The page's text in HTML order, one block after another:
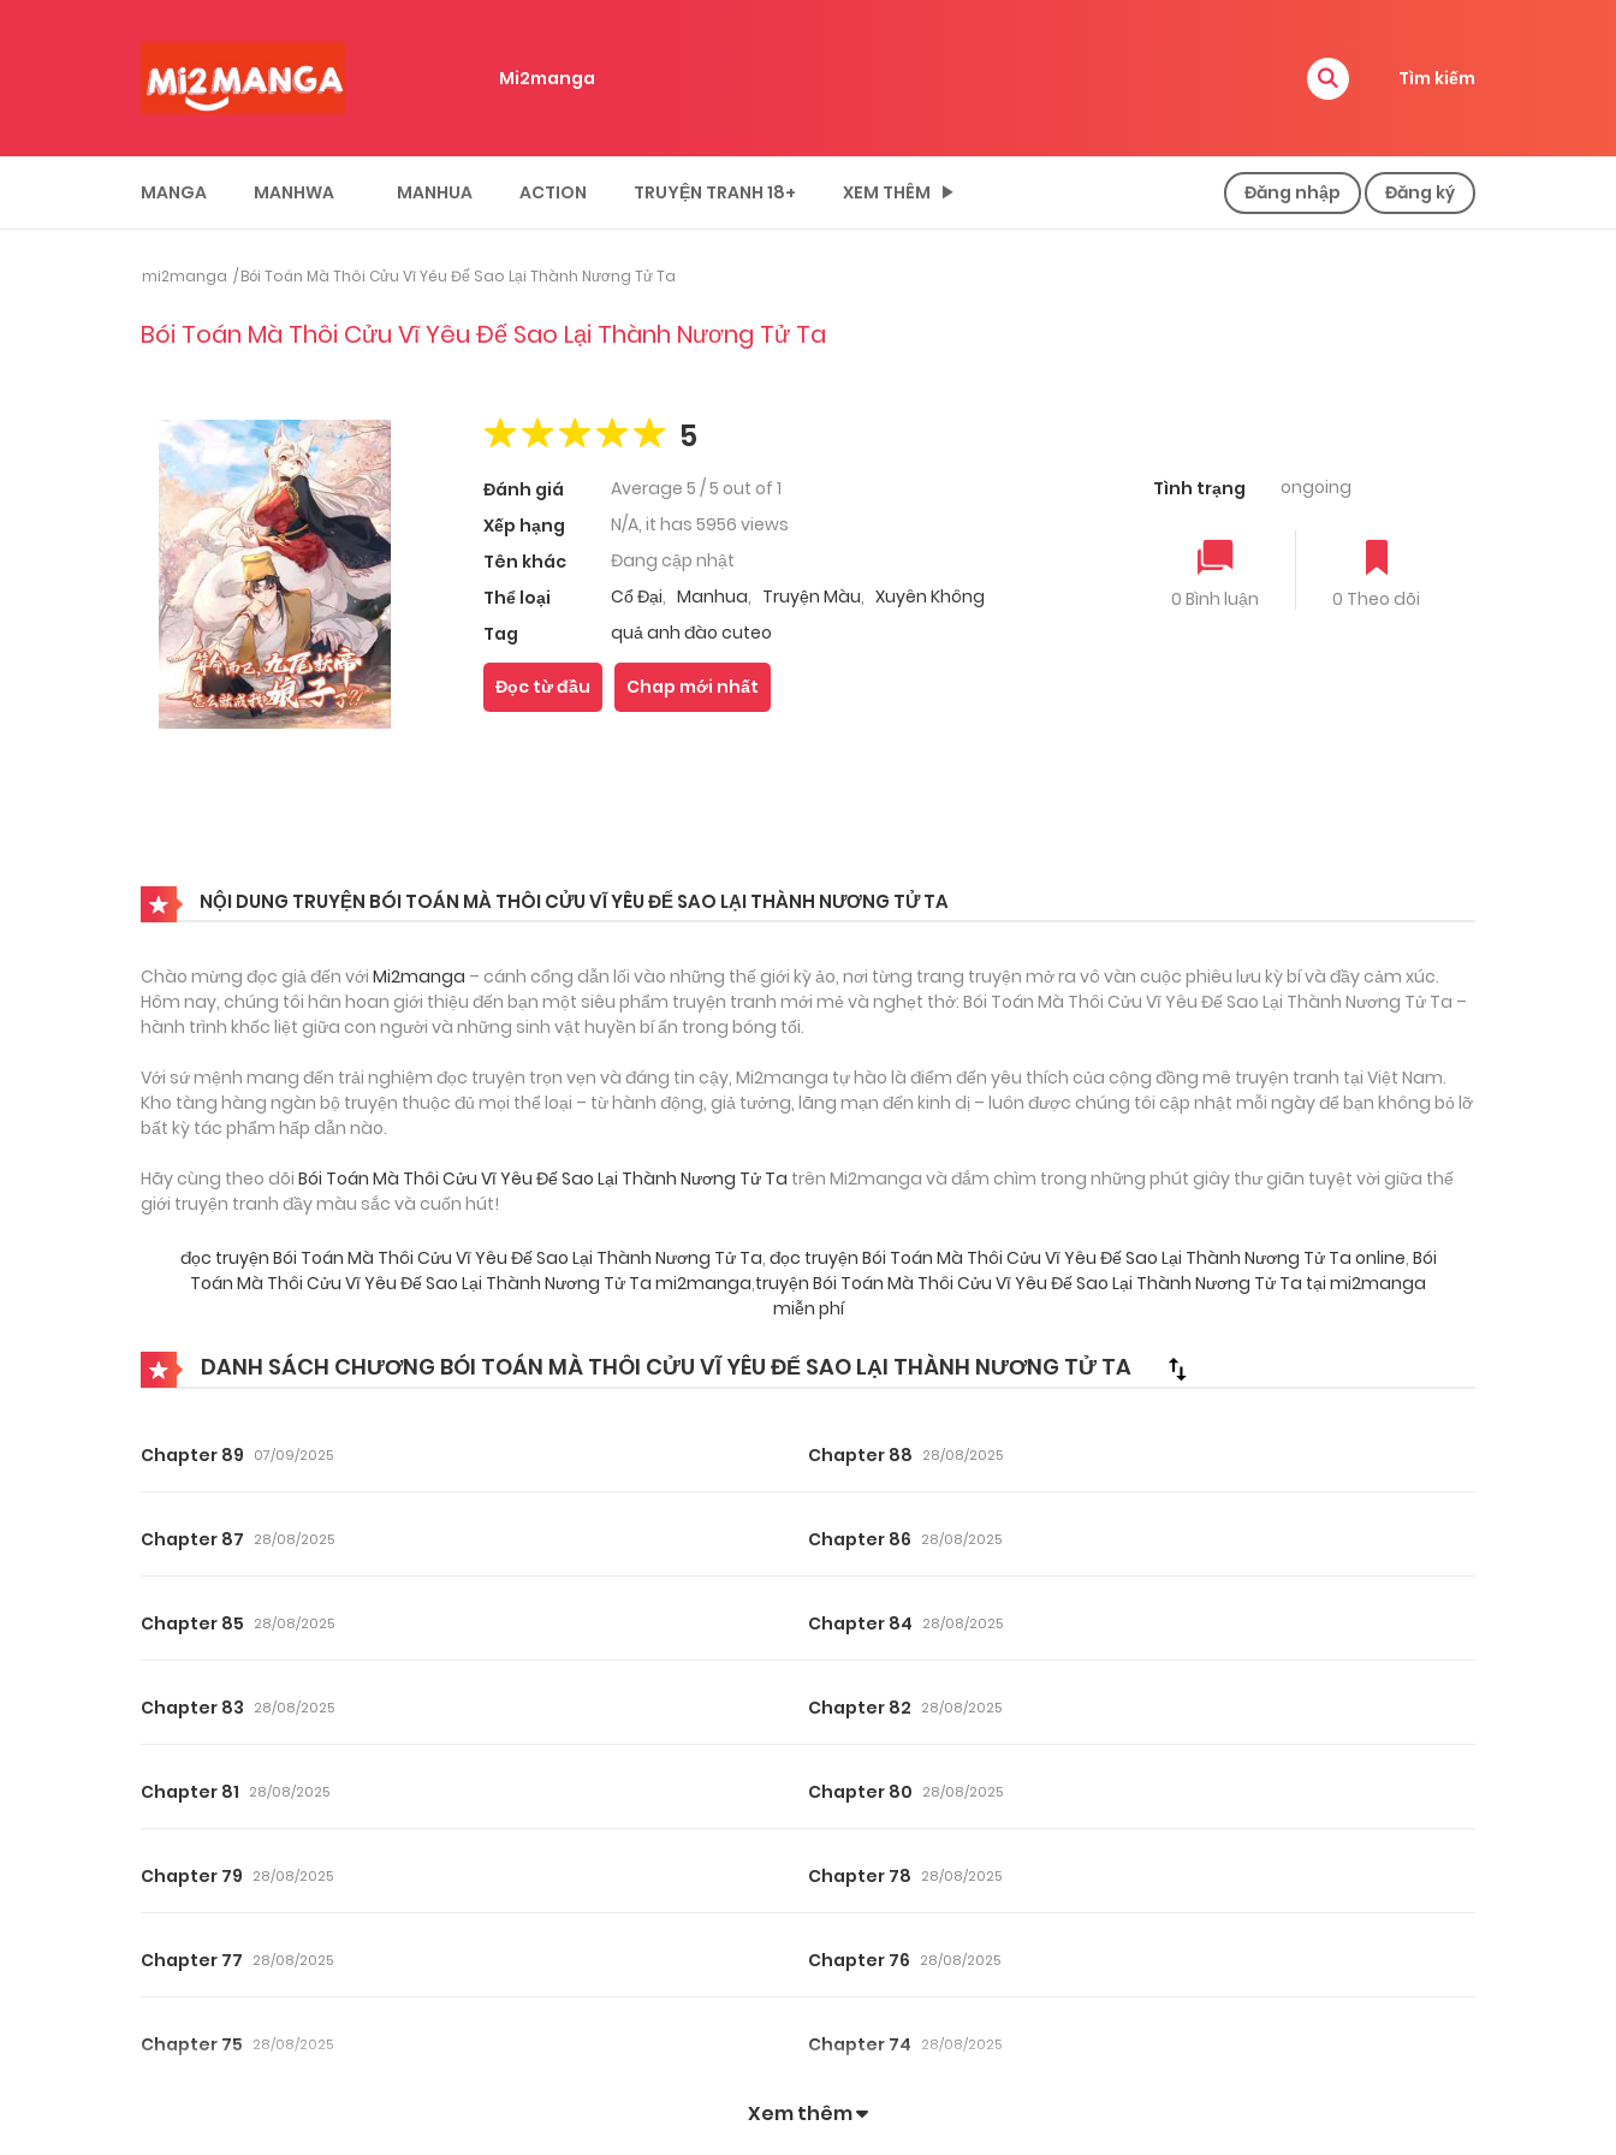
Mi2manga Tìm kiếm
MANGA MANHWA MANHUA ACTION TRUYỆN TRANH 18+ XEM THÊM Đăng nhập Đăng ký
mi2manga Bói Toán Mà Thôi Cửu Vĩ Yêu Đế Sao Lại Thành Nương Tử Ta
Bói Toán Mà Thôi Cửu Vĩ Yêu Đế Sao Lại Thành Nương Tử Ta
5
Đánh giá Average 5 /5 out of 1
Xếp hạng
N/A, it has 5956 views
Tên khác
Đang cập nhật
Thể loại
Cổ Đại, Manhua, Truyện Màu, Xuyên Không
Tag
quả anh đào cuteo
Tình trạng ongoing
0 Bình luận 0 Theo dõi
Đọc từ đầu Chap mới nhất
NỘI DUNG TRUYỆN BÓI TOÁN MÀ THÔI CỬU VĨ YÊU ĐẾ SAO LẠI THÀNH NƯƠNG TỬ TA
Chào mừng đọc giả đến với Mi2manga – cánh cổng dẫn lối vào những thế giới kỳ ảo, nơi từng trang truyện mở ra vô vàn cuộc phiêu lưu kỳ bí và đầy cảm xúc.
Hôm nay, chúng tôi hân hoan giới thiệu đến bạn một siêu phẩm truyện tranh mới mẻ và nghẹt thở: Bói Toán Mà Thôi Cửu Vĩ Yêu Đế Sao Lại Thành Nương Tử Ta –
hành trình khốc liệt giữa con người và những sinh vật huyền bí ẩn trong bóng tối.
Với sứ mệnh mang đến trải nghiệm đọc truyện trọn vẹn và đáng tin cậy, Mi2manga tự hào là điểm đến yêu thích của cộng đồng mê truyện tranh tại Việt Nam.
Kho tàng hàng ngàn bộ truyện thuộc đủ mọi thể loại – từ hành động, giả tưởng, lãng mạn đến kinh dị – luôn được chúng tôi cập nhật mỗi ngày để bạn không bỏ lỡ
bất kỳ tác phẩm hấp dẫn nào.
Hãy cùng theo dõi Bói Toán Mà Thôi Cửu Vĩ Yêu Đế Sao Lại Thành Nương Tử Ta trên Mi2manga và đắm chìm trong những phút giây thư giãn tuyệt vời giữa thế
giới truyện tranh đầy màu sắc và cuốn hút!
đọc truyện Bói Toán Mà Thôi Cửu Vĩ Yêu Đế Sao Lại Thành Nương Tử Ta, đọc truyện Bói Toán Mà Thôi Cửu Vĩ Yêu Đế Sao Lại Thành Nương Tử Ta online, Bói
Toán Mà Thôi Cửu Vĩ Yêu Đế Sao Lại Thành Nương Tử Ta mi2manga,truyện Bói Toán Mà Thôi Cửu Vĩ Yêu Đế Sao Lại Thành Nương Tử Ta tại mi2manga
miễn phí
DANH SÁCH CHƯƠNG BÓI TOÁN MÀ THÔI CỬU VĨ YÊU ĐẾ SAO LẠI THÀNH NƯƠNG TỬ TA
Chapter 89 07/09/2025 Chapter 88 28/08/2025
Chapter 87 28/08/2025 Chapter 86 28/08/2025
Chapter 85 28/08/2025 Chapter 84 28/08/2025
Chapter 83 28/08/2025 Chapter 82 28/08/2025
Chapter 81 28/08/2025 Chapter 80 28/08/2025
Chapter 79 28/08/2025 Chapter 78 28/08/2025
Chapter 77 28/08/2025 Chapter 76 28/08/2025
Chapter 75 28/08/2025 Chapter 74 28/08/2025
Chapter 72
Xem thêm